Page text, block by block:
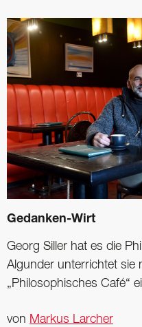
Gedanken-Wirt
Georg Siller hat es die
Algunder unterrichtet sie
„Philosophisches Café“
von Markus Larcher